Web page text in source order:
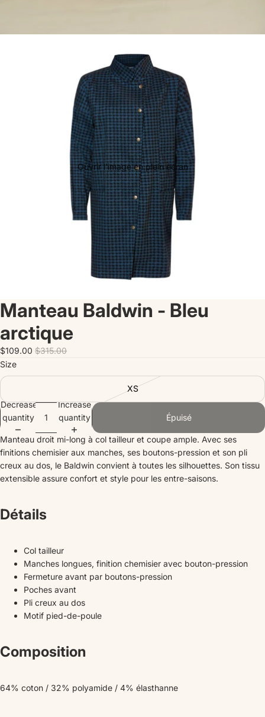
Ouvrir l’image en plein écran
Manteau Baldwin - Bleu
arctique
$109.00 $315.00
Size
XS
Decrease
quantity
Increase
quantity
Épuisé
Manteau droit mi-long à col tailleur et coupe ample. Avec ses
finitions chemisier aux manches, ses boutons-pression et son pli
creux au dos, le Baldwin convient à toutes les silhouettes. Son tissu
extensible assure confort et style pour les entre-saisons.
Détails
Col tailleur
Manches longues, finition chemisier avec bouton-pression
Fermeture avant par boutons-pression
Poches avant
Pli creux au dos
Motif pied-de-poule
Composition
64% coton / 32% polyamide / 4% élasthanne